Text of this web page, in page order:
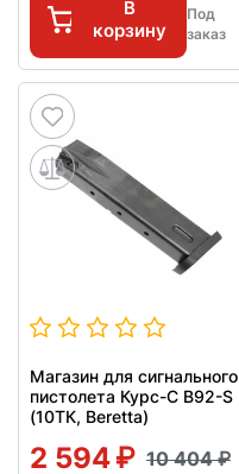
В
корзину
Под
заказ
Магазин для сигнального
пистолета Курс-С B92-S
(10ТК, Beretta)
2 594 10 404